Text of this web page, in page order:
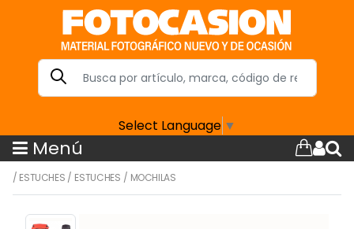
Select Language ▼
Menú
/ ESTUCHES / ESTUCHES / MOCHILAS